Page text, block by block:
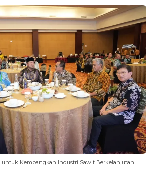
untuk Kembangkan Industri Sawit Berkelanjutan